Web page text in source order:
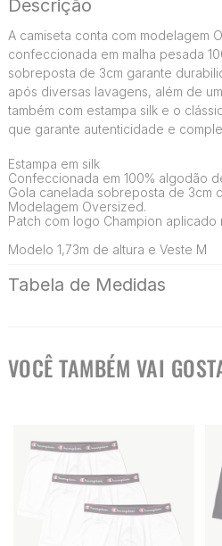
Descrição
A camiseta conta com modelagem
confeccionada em malha pesada
sobreposta de 3cm garante
após diversas lavagens, além de
também com estampa silk e o
que garante autenticidade e
Estampa em silk
Confeccionada em 100% algodão
Gola canelada sobreposta de 3cm
Modelagem Oversized.
Patch com logo Champion aplicado
Modelo 1,73m de altura e Veste M
Tabela de Medidas
VOCÊ TAMBÉM VAI